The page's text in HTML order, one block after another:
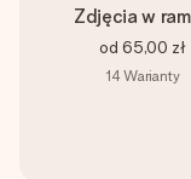
Zdjęcia w
od 65,00 zł
14Warianty